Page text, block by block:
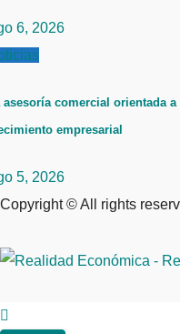
6, 2026
asesoría comercial orientada
empresarial
5, 2026
Copyright © All rights